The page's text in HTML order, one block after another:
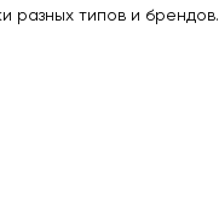
разных типов и брендов.